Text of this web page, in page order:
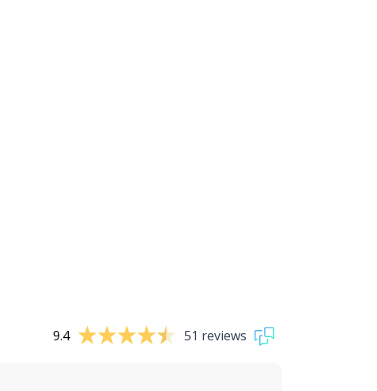
9.4 51 reviews